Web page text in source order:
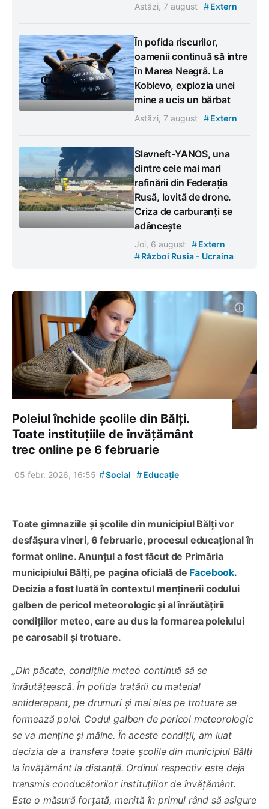
Astăzi, 7 august #Extern
În pofida riscurilor,
oamenii continuă să intre
în Marea Neagră. La
Koblevo, explozia unei
mine a ucis un bărbat
Astăzi, 7 august #Extern
Slavneft-YANOS, una
dintre cele mai mari
rafinării din Federația
Rusă, lovită de drone.
Criza de carburanți se
adâncește
Joi, 6 august #Extern
#Război Rusia - Ucraina
Poleiul închide școlile din Bălți.
Toate instituțiile de învățământ
trec online pe 6 februarie
05 febr. 2026, 16:55 #Social #Educație
Toate gimnaziile și școlile din municipiul Bălți vor
desfășura vineri, 6 februarie, procesul educațional în
format online. Anunțul a fost făcut de Primăria
municipiului Bălți, pe pagina oficială de Facebook.
Decizia a fost luată în contextul menținerii codului
galben de pericol meteorologic și al înrăutățirii
condițiilor meteo, care au dus la formarea poleiului
pe carosabil și trotuare.
„Din păcate, condițiile meteo continuă să se
înrăutățească. În pofida tratării cu material
antiderapant, pe drumuri și mai ales pe trotuare se
formează polei. Codul galben de pericol meteorologic
se va menține și mâine. În aceste condiții, am luat
decizia de a transfera toate școlile din municipiul Bălți
la învățământ la distanță. Ordinul respectiv este deja
transmis conducătorilor instituțiilor de învățământ.
Este o măsură forțată, menită în primul rând să asigure